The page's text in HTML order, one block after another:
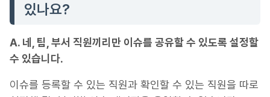
있나요?
A. 네, 팀, 부서 직원끼리만 이슈를 공유할 수 있도록 설정할
수 있습니다.
이슈를 등록할 수 있는 직원과 확인할 수 있는 직원을 따로